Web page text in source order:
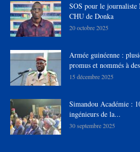
SOS pour le
CHU de Donka
20 octobre 2025
Armée guinéenne :
promus et nommés à
15 décembre 2025
Simandou Académie :
ingénieurs de la...
30 septembre 2025